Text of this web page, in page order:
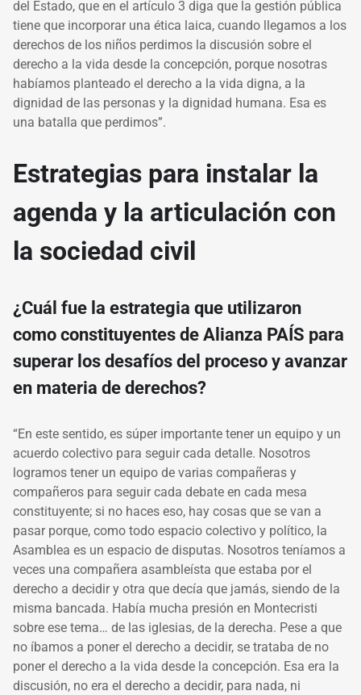
del Estado, que en el artículo 3 diga que la gestión pública
tiene que incorporar una ética laica, cuando llegamos a los
derechos de los niños perdimos la discusión sobre el
derecho a la vida desde la concepción, porque nosotras
habíamos planteado el derecho a la vida digna, a la
dignidad de las personas y la dignidad humana. Esa es
una batalla que perdimos”.
Estrategias para instalar la
agenda y la articulación con
la sociedad civil
¿Cuál fue la estrategia que utilizaron
como constituyentes de Alianza PAÍS para
superar los desafíos del proceso y avanzar
en materia de derechos?
“En este sentido, es súper importante tener un equipo y un
acuerdo colectivo para seguir cada detalle. Nosotros
logramos tener un equipo de varias compañeras y
compañeros para seguir cada debate en cada mesa
constituyente; si no haces eso, hay cosas que se van a
pasar porque, como todo espacio colectivo y político, la
Asamblea es un espacio de disputas. Nosotros teníamos a
veces una compañera asambleísta que estaba por el
derecho a decidir y otra que decía que jamás, siendo de la
misma bancada. Había mucha presión en Montecristi
sobre ese tema… de las iglesias, de la derecha. Pese a que
no íbamos a poner el derecho a decidir, se trataba de no
poner el derecho a la vida desde la concepción. Esa era la
discusión, no era el derecho a decidir, para nada, ni